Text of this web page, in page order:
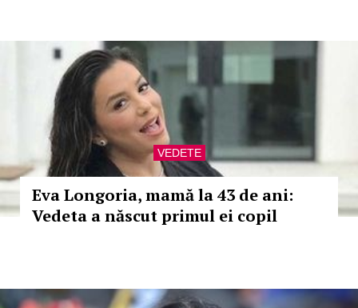
VEDETE
Eva Longoria, mamă la 43 de ani:
Vedeta a născut primul ei copil